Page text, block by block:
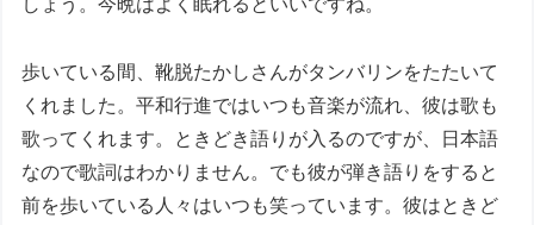
しょう。今晩はよく眠れるといいですね。
歩いている間、靴脱たかしさんがタンバリンをたたいて
くれました。平和行進ではいつも音楽が流れ、彼は歌も
歌ってくれます。ときどき語りが入るのですが、日本語
なので歌詞はわかりません。でも彼が弾き語りをすると
前を歩いている人々はいつも笑っています。彼はときど